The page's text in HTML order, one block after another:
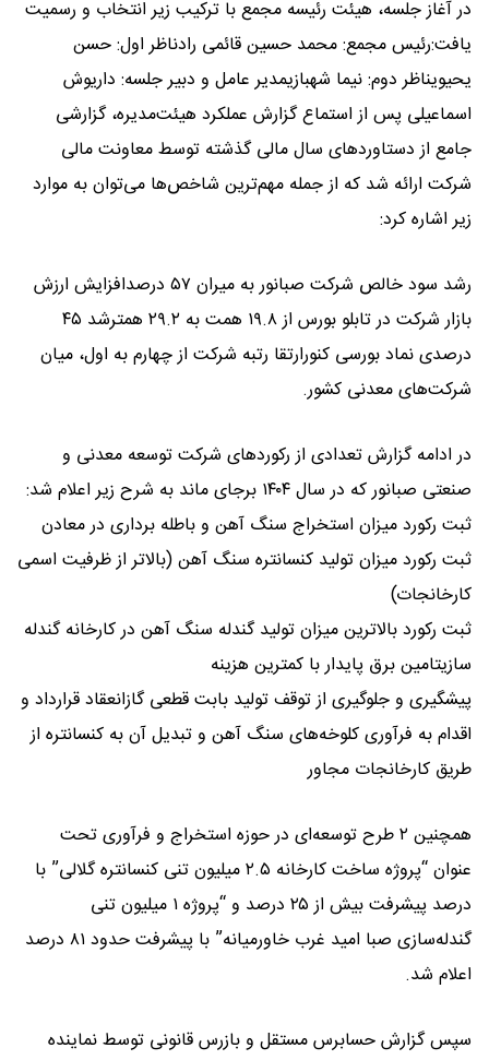
در آغاز جلسه، هیئت رئیسه مجمع با ترکیب زیر انتخاب و رسمیت
یافت:رئیس مجمع: محمد حسین قائمی رادناظر اول: حسن
یحیویناظر دوم: نیما شهبازیمدیر عامل و دبیر جلسه: داریوش
اسماعیلی پس از استماع گزارش عملکرد هیئت‌مدیره، گزارشی
جامع از دستاوردهای سال مالی گذشته توسط معاونت مالی
شرکت ارائه شد که از جمله مهم‌ترین شاخص‌ها می‌توان به موارد
زیر اشاره کرد:
رشد سود خالص شرکت صبانور به میران ۵۷ درصدافزایش ارزش
بازار شرکت در تابلو بورس از ۱۹.۸ همت به ۲۹.۲ همترشد ۴۵
درصدی نماد بورسی کنورارتقا رتبه شرکت از چهارم به اول، میان
شرکت‌های معدنی کشور.
در ادامه گزارش تعدادی از رکوردهای شرکت توسعه معدنی و
صنعتی صبانور که در سال ۱۴۰۴ برجای ماند به شرح زیر اعلام شد:
ثبت رکورد میزان استخراج سنگ آهن و باطله برداری در معادن
ثبت رکورد میزان تولید کنسانتره سنگ آهن (بالاتر از ظرفیت اسمی
کارخانجات)
ثبت رکورد بالاترین میزان تولید گندله سنگ آهن در کارخانه گندله
سازیتامین برق پایدار با کمترین هزینه
پیشگیری و جلوگیری از توقف تولید بابت قطعی گازانعقاد قرارداد و
اقدام به فرآوری کلوخه‌های سنگ آهن و تبدیل آن به کنسانتره از
طریق کارخانجات مجاور
همچنین ۲ طرح توسعه‌ای در حوزه استخراج و فرآوری تحت
عنوان “پروژه ساخت کارخانه ۲.۵ میلیون تنی کنسانتره گلالی” با
درصد پیشرفت بیش از ۲۵ درصد و “پروژه ۱ میلیون تنی
گندله‌سازی صبا امید غرب خاورمیانه” با پیشرفت حدود ۸۱ درصد
اعلام شد.
سپس گزارش حسابرس مستقل و بازرس قانونی توسط نماینده